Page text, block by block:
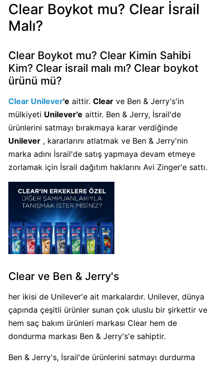
Pizza
Boykot
mu?
Pizza
Hut
Kimin
Sahibi
Kim?
Algida
Boykot
Algida
Kimin
Kimin?
Burger
Boykot
Burger
King
Kimin
Sahibi
Clear Boykot mu? Clear İsrail
Malı?
Clear Boykot mu? Clear Kimin Sahibi
Kim? Clear israil malı mı? Clear boykot
ürünü mü?
Clear Unilever'e aittir. Clear ve Ben & Jerry's'in
mülkiyeti Unilever'e aittir. Ben & Jerry, İsrail'de
ürünlerini satmayı bırakmaya karar verdiğinde
Unilever , kararlarını atlatmak ve Ben & Jerry'nin
marka adını İsrail'de satış yapmaya devam etmeye
zorlamak için İsrail dağıtım haklarını Avi Zinger'e sattı.
Clear ve Ben & Jerry's
her ikisi de Unilever'e ait markalardır. Unilever, dünya
çapında çeşitli ürünler sunan çok uluslu bir şirkettir ve
hem saç bakım ürünleri markası Clear hem de
dondurma markası Ben & Jerry's'e sahiptir.
Ben & Jerry's, İsrail'de ürünlerini satmayı durdurma